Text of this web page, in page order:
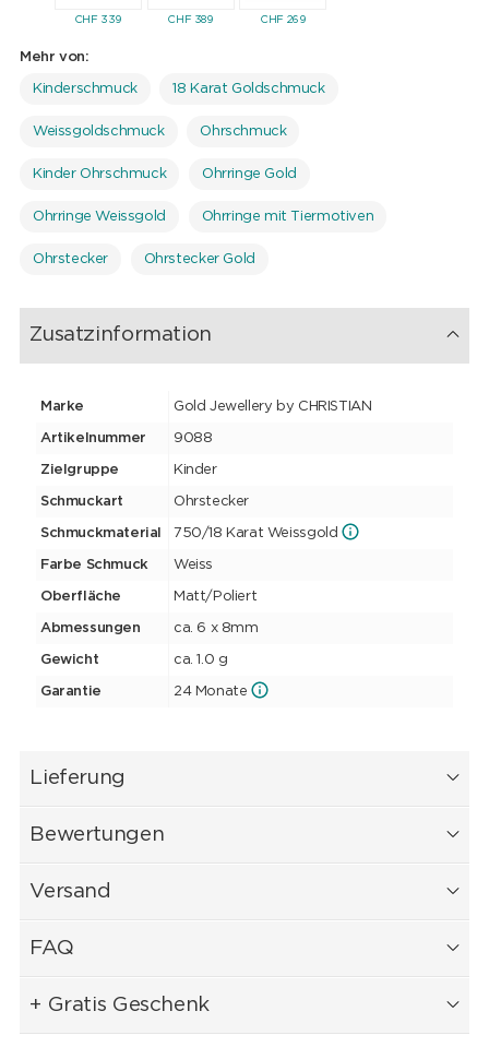
CHF339 CHF389 CHF269
Mehr von:
Kinderschmuck 18 Karat Goldschmuck
Weissgoldschmuck Ohrschmuck
Kinder Ohrschmuck Ohrringe Gold
Ohrringe Weissgold Ohrringe mit Tiermotiven
Ohrstecker Ohrstecker Gold
Zusatzinformation
Marke Gold Jewellery by CHRISTIAN
Artikelnummer 9088
Zielgruppe Kinder
Schmuckart Ohrstecker
Schmuckmaterial 750/18 Karat Weissgold
Farbe Schmuck Weiss
Oberfläche Matt/Poliert
Abmessungen ca. 6 x 8mm
Gewicht ca. 1.0 g
Garantie 24 Monate
Lieferung
Bewertungen
Versand
FAQ
+ Gratis Geschenk